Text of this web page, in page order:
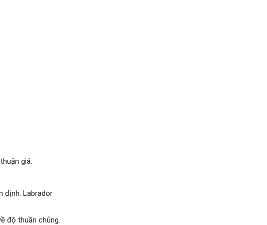
giá.
định. Labrador
độ thuần chủng.